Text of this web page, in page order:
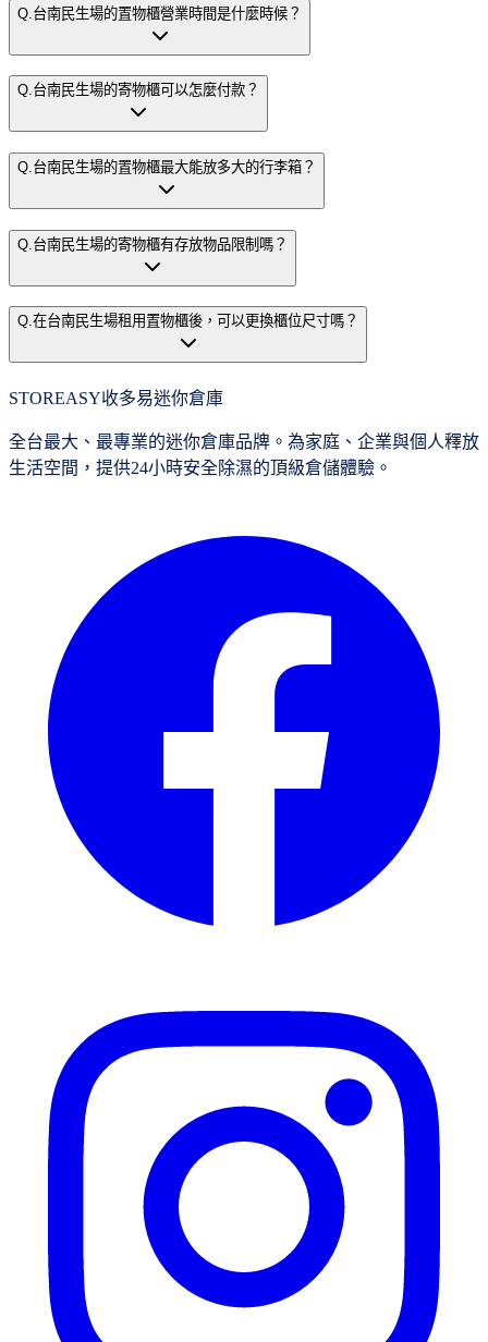
Q. 台南民生場的置物櫃營業時間是什麼時候？
Q.台南民生場的寄物櫃可以怎麼付款？
Q.台南民生場的置物櫃最大能放多大的行李箱？
Q. 台南民生場的寄物櫃有存放物品限制嗎？
Q.在台南民生場租用置物櫃後，可以更換櫃位尺寸嗎？
STOREASY收多易迷你倉庫
全台最大、最專業的迷你倉庫品牌。為家庭、企業與個人釋放
生活空間，提供24小時安全除濕的頂級倉儲體驗。